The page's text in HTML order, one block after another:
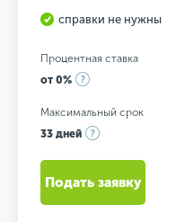
справки не нужны
Процентная ставка
от 0%
Максимальный срок
33 дней
Подать заявку